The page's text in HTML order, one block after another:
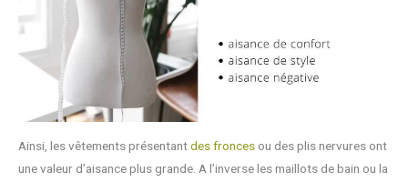
Ainsi, les vêtements présentantdes fronces ou des plis nervures ont
une valeur d’aisance plus grande. A l’inverse les maillots de bain ou la